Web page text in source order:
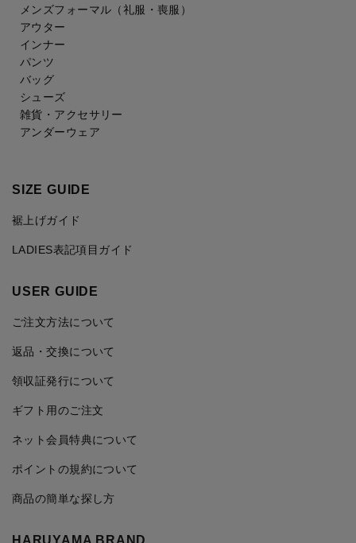
メンズフォーマル （礼服・喪服）
アウター
インナー
パンツ
バッグ
シューズ
雑貨・アクセサリー
アンダーウェア
SIZE GUIDE
裾上げガイド
LADIES表記項目ガイド
USER GUIDE
ご注文方法について
返品・交換について
領収証発行について
ギフト用のご注文
ネット会員特典について
ポイントの規約について
商品の簡単な探し方